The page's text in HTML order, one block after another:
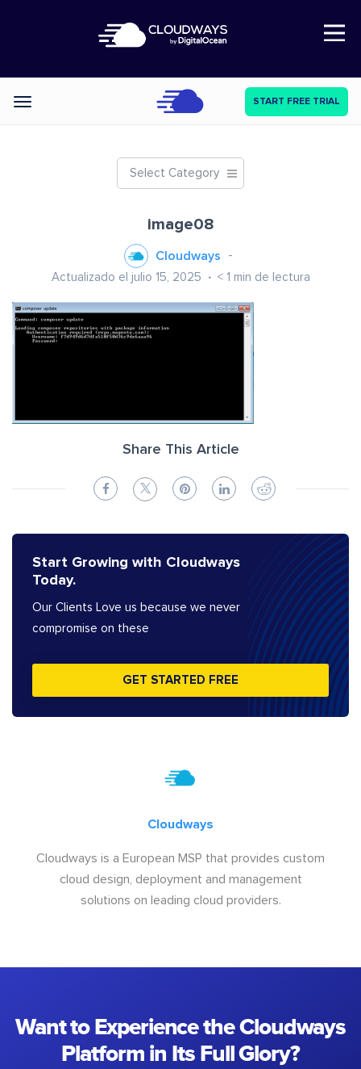
Open Nav
Categories START FREE TRIAL
Select Category
image08
Cloudways
Actualizado el julio 15, 2025 < 1 min de lectura
Share This Article
Start Growing with Cloudways
Today.
Our Clients Love us because we never
compromise on these
GET STARTED FREE
Cloudways
Cloudways is a European MSP that provides custom
cloud design, deployment and management
solutions on leading cloud providers.
Want to Experience the Cloudways
Platform in Its Full Glory?